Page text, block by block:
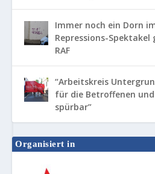
Immer noch ein Dorn
Repressions-Spektakel
RAF
“Arbeitskreis
für die Betroffenen
spürbar”
Organisiert in